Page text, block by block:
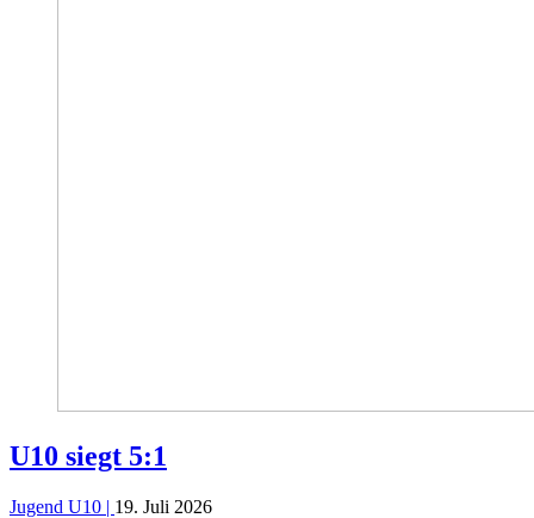
U10 siegt 5:1
Jugend U10 | 19. Juli 2026